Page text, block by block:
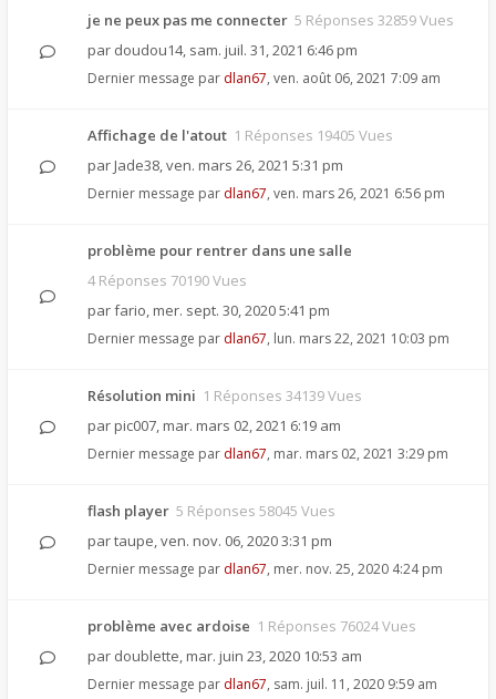
je ne peux pas me connecter 5 Réponses 32859 Vues
par doudou14, sam. juil. 31, 2021 6:46 pm
Dernier message par dlan67, ven. août 06, 2021 7:09 am
Affichage de l'atout 1 Réponses 19405 Vues
par Jade38,ven. mars 26, 2021 5:31 pm
Dernier message par dlan67, ven. mars 26, 2021 6:56 pm
problème pour rentrer dans une salle
4 Réponses 70190 Vues
parfario, mer. sept. 30, 2020 5:41 pm
Dernier message par dlan67, lun. mars 22, 2021 10:03 pm
Résolution mini 1 Réponses 34139 Vues
par pic007, mar. mars 02, 2021 6:19 am
Dernier message par dlan67, mar. mars 02, 2021 3:29 pm
flash player 5 Réponses 58045 Vues
partaupe,ven. nov. 06, 2020 3:31 pm
Dernier message par dlan67, mer. nov. 25, 2020 4:24 pm
problème avec ardoise 1 Réponses 76024 Vues
par doublette, mar. juin 23, 2020 10:53 am
Dernier message par dlan67, sam. juil. 11, 2020 9:59 am